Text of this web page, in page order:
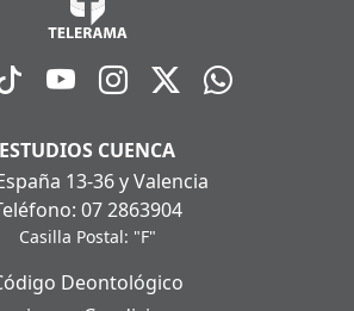
ESTUDIOS CUENCA
13-36 y Valencia
07 2863904
Casilla Postal: "F"
Deontológico